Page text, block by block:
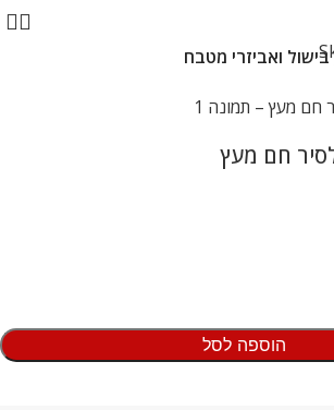
בישול ואביזרי מטבח
חם מעץ
הוספה לסל